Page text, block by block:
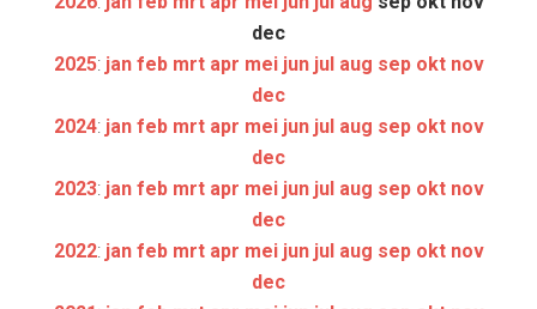
dec
2025: jan feb mrt apr mei jun jul aug sep okt nov
dec
2024: jan feb mrt apr mei jun jul aug sep okt nov
dec
2023: jan feb mrt apr mei jun jul aug sep okt nov
dec
2022: jan feb mrt apr mei jun jul aug sep okt nov
dec